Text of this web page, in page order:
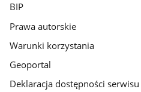
BIP
Prawa autorskie
Warunki korzystania
Geoportal
Deklaracja dostępności